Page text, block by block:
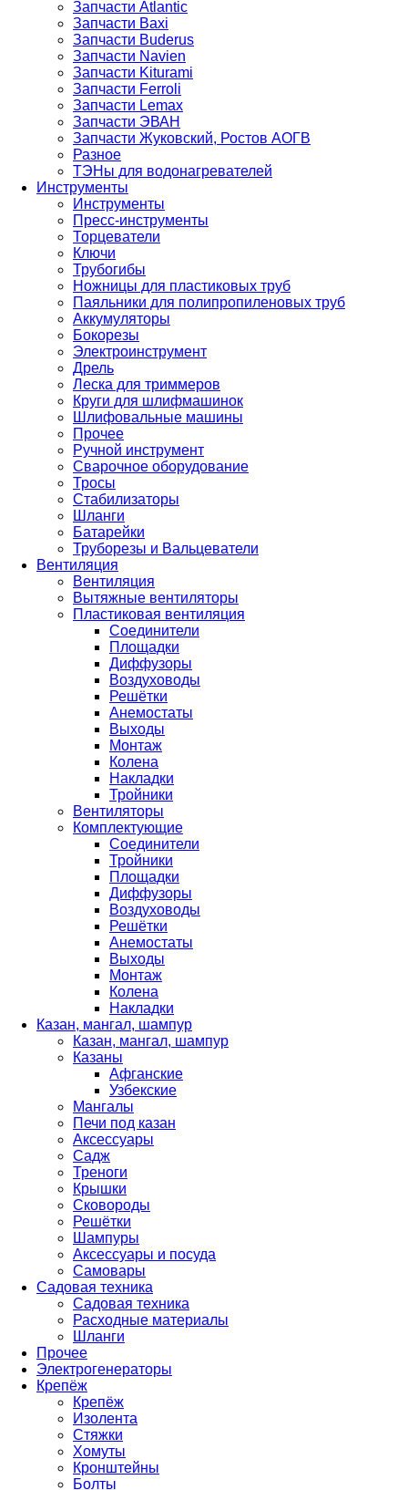
Запчасти Atlantic
Запчасти Baxi
Запчасти Buderus
Запчасти Navien
Запчасти Kiturami
Запчасти Ferroli
Запчасти Lemax
Запчасти ЭВАН
Запчасти Жуковский, Ростов АОГВ
Разное
ТЭНы для водонагревателей
Инструменты
Инструменты
Пресс-инструменты
Торцеватели
Ключи
Трубогибы
Ножницы для пластиковых труб
Паяльники для полипропиленовых труб
Аккумуляторы
Бокорезы
Электроинструмент
Дрель
Леска для триммеров
Круги для шлифмашинок
Шлифовальные машины
Прочее
Ручной инструмент
Сварочное оборудование
Тросы
Стабилизаторы
Шланги
Батарейки
Труборезы и Вальцеватели
Вентиляция
Вентиляция
Вытяжные вентиляторы
Пластиковая вентиляция
Соединители
Площадки
Диффузоры
Воздуховоды
Решётки
Анемостаты
Выходы
Монтаж
Колена
Накладки
Тройники
Вентиляторы
Комплектующие
Соединители
Тройники
Площадки
Диффузоры
Воздуховоды
Решётки
Анемостаты
Выходы
Монтаж
Колена
Накладки
Казан, мангал, шампур
Казан, мангал, шампур
Казаны
Афганские
Узбекские
Мангалы
Печи под казан
Аксессуары
Садж
Треноги
Крышки
Сковороды
Решётки
Шампуры
Аксессуары и посуда
Самовары
Садовая техника
Садовая техника
Расходные материалы
Шланги
Прочее
Электрогенераторы
Крепёж
Крепёж
Изолента
Стяжки
Хомуты
Кронштейны
Болты